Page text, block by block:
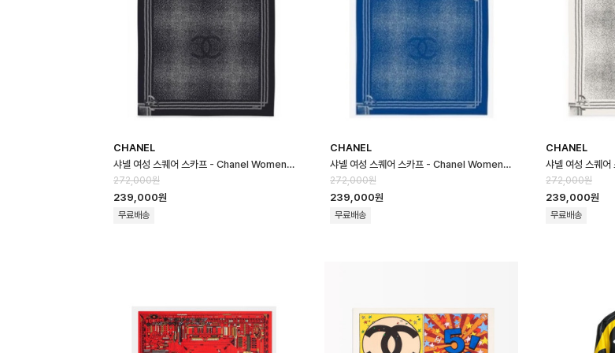
CHANEL
샤넬 여성 스퀘어 스카프 - Chanel Womens Square Scarf - acc87…
272,000원
239,000원
무료배송
CHANEL
샤넬 여성 스퀘어 스카프 - Chanel Womens Square Scarf - acc87…
272,000원
239,000원
무료배송
CHANEL
272,000원
239,000원
무료배송